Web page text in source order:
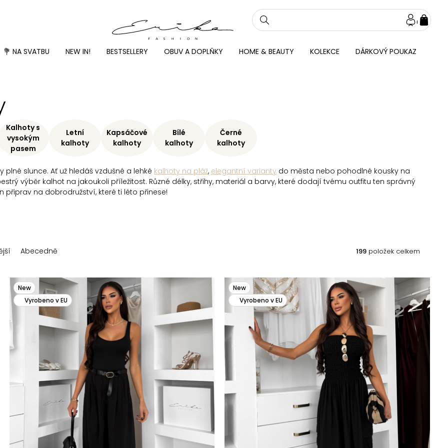
💐 NA SVATBU NEW IN! BESTSELLERY OBUV A DOPLŇKY HOME & BEAUTY KOLEKCE DÁRKOVÝ POUKAZ
slunce. Ať už hledáš vzdušné a lehké kalhoty na pláž, elegantní varianty do města nebo pohodlné kousky na
výběr kalhot na jakoukoli příležitost. Různé délky, střihy, materiál a barvy, které dodají tvému outfitu ten správný
připrav na dobrodružství, které ti léto přinese!
Kalhoty s
vysokým
pasem
Letní
kalhoty
Kapsáčové
kalhoty
Bílé
kalhoty
Černé
kalhoty
Abecedně 199 položek celkem
New
Vyrobeno v EU
New
Vyrobeno v EU